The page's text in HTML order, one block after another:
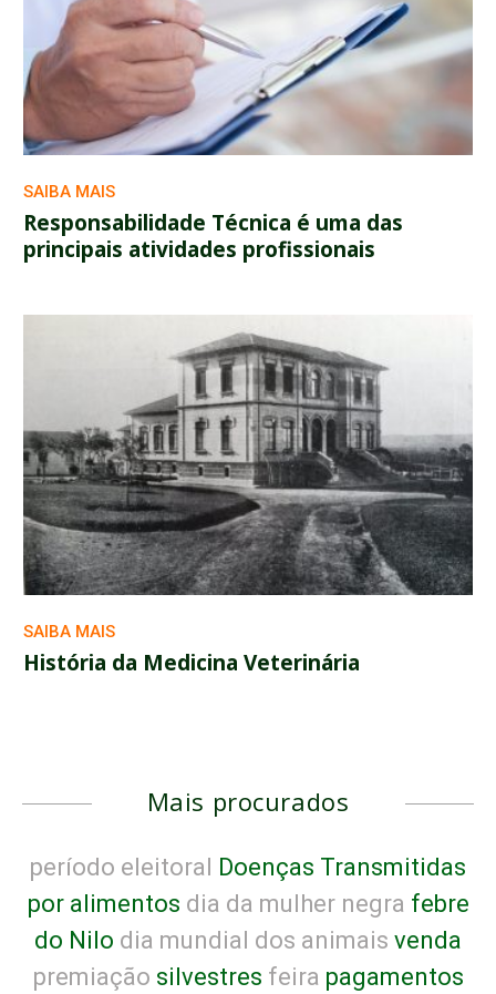
SAIBA MAIS
Responsabilidade Técnica é uma das
principais atividades profissionais
SAIBA MAIS
História da Medicina Veterinária
Mais procurados
período eleitoral Doenças Transmitidas
por alimentos dia da mulher negra febre
do Nilo dia mundial dos animais venda
premiação silvestres feira pagamentos